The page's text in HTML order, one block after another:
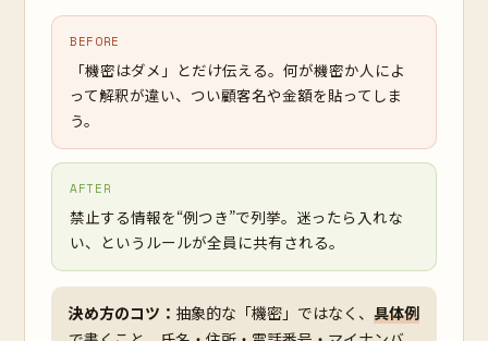
BEFORE
「機密はダメ」とだけ伝える。何が機密か人によ
って解釈が違い、つい顧客名や金額を貼ってしま
う。
AFTER
禁止する情報を“例つき”で列挙。迷ったら入れな
い、というルールが全員に共有される。
決め方のコツ： 抽象的な「機密」ではなく、 具体例